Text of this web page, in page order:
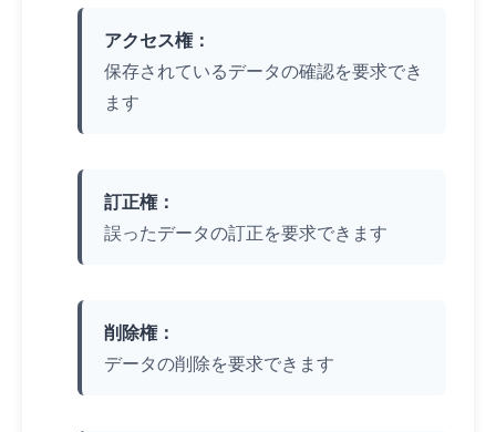
アクセス権：
保存されているデータの確認を要求でき
ます
訂正権：
誤ったデータの訂正を要求できます
削除権：
データの削除を要求できます